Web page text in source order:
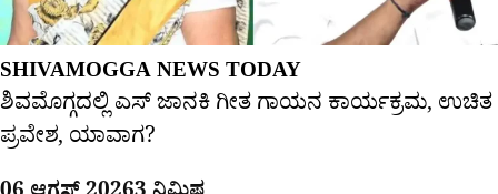
SHIVAMOGGA NEWS TODAY
ಶಿವಮೊಗ್ಗದಲ್ಲಿ ಎಸ್​ ಜಾನಕಿ ಗೀತ ಗಾಯನ ಕಾರ್ಯಕ್ರಮ, ಉಚಿತ
ಪ್ರವೇಶ, ಯಾವಾಗ?